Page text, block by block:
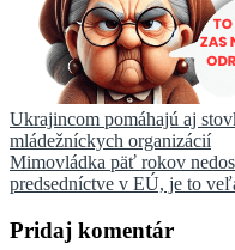
Navigácia
v
článku
Ukrajincom pomáhajú aj
mládežníckych organizácií
Mimovládka päť rokov
predsedníctve v EÚ, je to
Pridaj komentár